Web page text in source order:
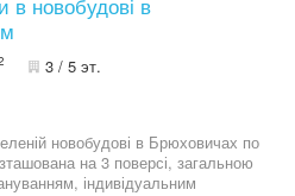
3 / 5 эт.
новобудові в Брюховичах по
на 3 поверсі, загальною
індивідуальним